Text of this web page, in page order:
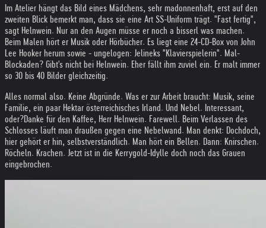
Im Atelier hängt das Bild eines Mädchens, sehr madonnenhaft, erst auf den
zweiten Blick bemerkt man, dass sie eine Art SS-Uniform trägt. "Fast fertig",
sagt Helnwein. Nur an den Augen müsse er noch a bisserl was machen.
Beim Malen hört er Musik oder Hörbücher. Es liegt eine 24-CD-Box von John
Lee Hooker herum sowie - ungelogen: Jelineks "Klavierspielerin". Mal-
Blockaden? Gibt's nicht bei Helnwein. Eher fällt ihm zuviel ein. Er malt immer
so 30 bis 40 Bilder gleichzeitig.
Alles normal also. Keine Abgründe. Was er zur Arbeit braucht: Musik, seine
Familie, ein paar Hektar österreichisches Irland. Und Nebel. Interessant,
oder?Danke für den Kaffee, Herr Helnwein. Farewell. Beim Verlassen des
Schlosses läuft man draußen gegen eine Nebelwand. Man denkt: Dochdoch,
hier gehört er hin, selbstverständlich. Man hört ein Bellen. Dann: Knirschen.
Röcheln. Krachen. Jetzt ist in die Kerrygold-Idylle doch noch das Grauen
eingebrochen.